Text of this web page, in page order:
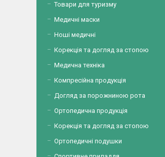
Товари для туризму
Медичні маски
Ноші медичні
Корекція та догляд за стопою
Медична техніка
Компресійна продукція
Догляд за порожниною рота
Ортопедична продукція
Корекція та догляд за стопою
Ортопедичні подушки